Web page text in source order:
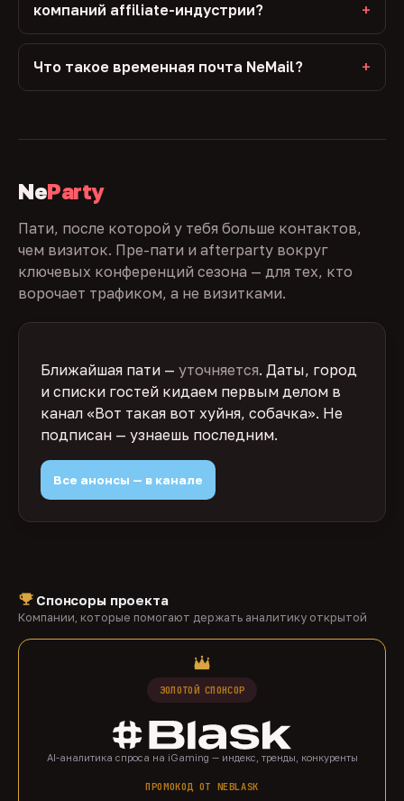
компаний affiliate-индустрии?
Что такое временная почта NeMail?
NeParty
Пати, после которой у тебя больше контактов,
чем визиток. Пре-пати и afterparty вокруг
ключевых конференций сезона — для тех, кто
ворочает трафиком, а не визитками.
Ближайшая пати — уточняется. Даты, город
и списки гостей кидаем первым делом в
канал «Вот такая вот хуйня, собачка». Не
подписан — узнаешь последним.
Все анонсы — в канале
Спонсоры проекта
Компании, которые помогают держать аналитику открытой
ЗОЛОТОЙ СПОНСОР
AI-аналитика спроса на iGaming — индекс, тренды, конкуренты
ПРОМОКОД ОТ NEBLASK